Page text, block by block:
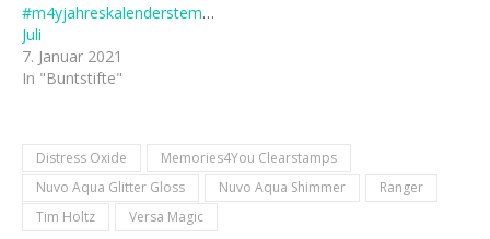
#m4yjahreskalenderstempel
Juli
7. Januar 2021
In "Buntstifte"
Distress Oxide
Memories4You Clearstamps
Nuvo Aqua Glitter Gloss
Nuvo Aqua Shimmer
Ranger
Tim Holtz
Versa Magic